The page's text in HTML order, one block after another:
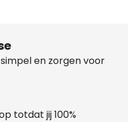
en zorgen voor
totdat jij 100%